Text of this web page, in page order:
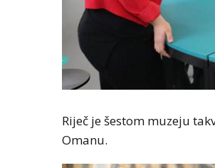
Riječ je šestom muzeju
Omanu.